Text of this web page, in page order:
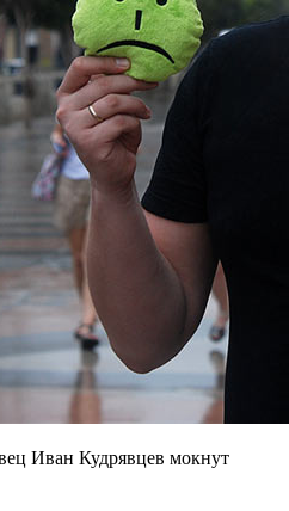
Иван Кудрявцев мокнут